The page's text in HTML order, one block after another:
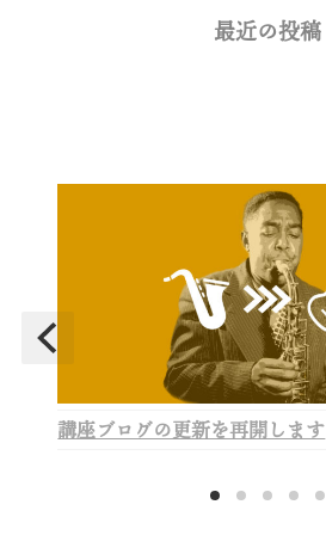
最近の投稿
講座ブログの更新を再開します